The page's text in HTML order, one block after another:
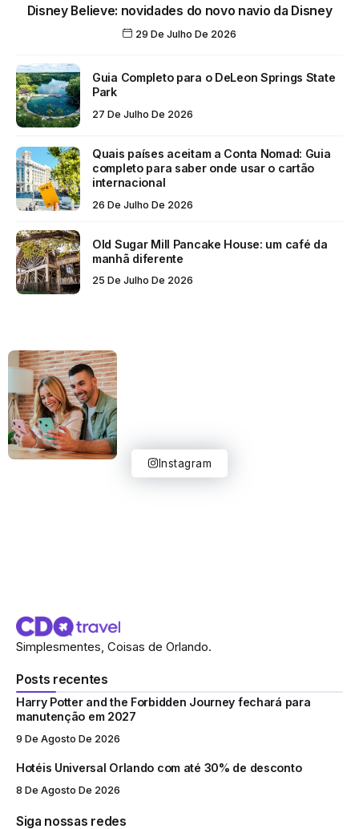
Disney Believe: novidades do novo navio da Disney
29 De Julho De 2026
Guia Completo para o DeLeon Springs State
Park
27 De Julho De 2026
Quais países aceitam a Conta Nomad: Guia
completo para saber onde usar o cartão
internacional
26 De Julho De 2026
Old Sugar Mill Pancake House: um café da
manhã diferente
25 De Julho De 2026
Instagram
Simplesmentes, Coisas de Orlando.
Posts recentes
Harry Potter and the Forbidden Journey fechará para
manutenção em 2027
9 De Agosto De 2026
Hotéis Universal Orlando com até 30% de desconto
8 De Agosto De 2026
Siga nossas redes